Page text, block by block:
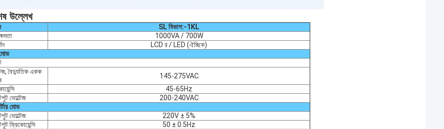
উল্লেখ
SL বিভাগ:-1KL
1000VA / 700W
LCD র / LED (ঐচ্ছিক)
বৈদ্যুতিক একক
145-275VAC
45-65Hz
ভোল্টেজ
200-240VAC
মোড
ভোল্টেজ
220V ± 5%
ফ্রিকোয়েন্সি
50 ± 0.5Hz